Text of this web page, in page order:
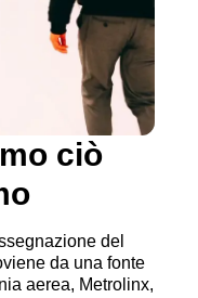
ciò
del
da una fonte
aerea, Metrolinx,